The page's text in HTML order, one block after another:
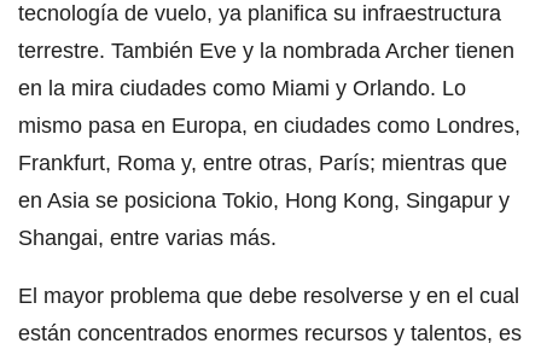
tecnología de vuelo, ya planifica su infraestructura
terrestre. También Eve y la nombrada Archer tienen
en la mira ciudades como Miami y Orlando. Lo
mismo pasa en Europa, en ciudades como Londres,
Frankfurt, Roma y, entre otras, París; mientras que
en Asia se posiciona Tokio, Hong Kong, Singapur y
Shangai, entre varias más.
El mayor problema que debe resolverse y en el cual
están concentrados enormes recursos y talentos, es